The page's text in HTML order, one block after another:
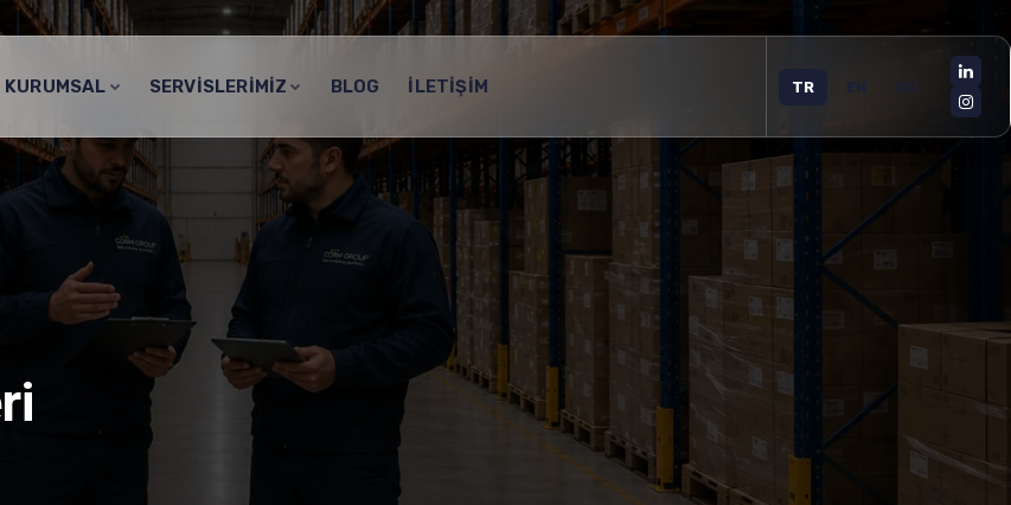
TR RU
KURUMSAL SERVISLERIMIZ BLOG İLETIŞIM